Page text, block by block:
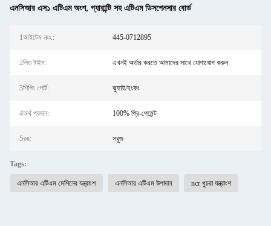
এনসিআর এস১ এটিএম অংশ, গ্যারান্টি সহ এটিএম ডিসপেনসার বোর্ড
1আইটেম নংঃ.: 445-0712895
2লিড টাইম: এখনই অর্ডার করতে আমাদের সাথে যোগাযোগ করুন
3শিপিং পোর্ট: ঝুহাই/হংকং
4অর্থ প্রদান: 100% প্রি-পেমেন্ট
5রঙ: সবুজ
Tags:
এনসিআর এটিএম মেশিনের যন্ত্রাংশ এনসিআর এটিএম উপাদান ncr খুচরা যন্ত্রাংশ